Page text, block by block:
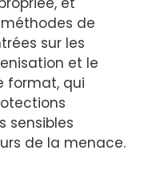
de
sur les
et le
format, qui
sensibles
de la menace.